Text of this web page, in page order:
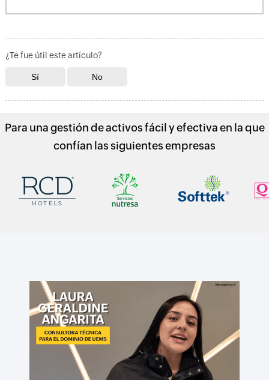
¿Te fue útil este artículo?
Para una gestión de activos fácil y efectiva en la que
confían las siguientes empresas